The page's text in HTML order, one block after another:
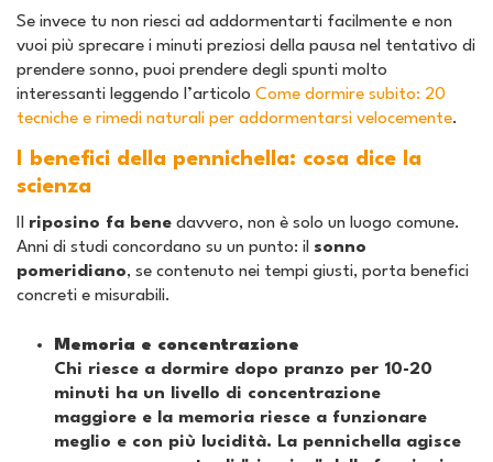
Se invece tu non riesci ad addormentarti facilmente e non
vuoi più sprecare i minuti preziosi della pausa nel tentativo di
prendere sonno, puoi prendere degli spunti molto
interessanti leggendo l’articolo Come dormire subito: 20
tecniche e rimedi naturali per addormentarsi velocemente.
I benefici della pennichella: cosa dice la
scienza
riposino fa bene davvero, non è solo un luogo comune.
Anni di studi concordano su un punto: il sonno
pomeridiano, se contenuto nei tempi giusti, porta benefici
concreti e misurabili.
Memoria e concentrazione
Chi riesce a dormire dopo pranzo per 10-20
minuti ha un livello di concentrazione
maggiore e la memoria riesce a funzionare
meglio e con più lucidità. La pennichella agisce